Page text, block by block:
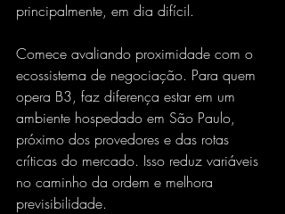
principalmente, em dia difícil.
Comece avaliando proximidade com o
ecossistema de negociação. Para quem
opera B3, faz diferença estar em um
ambiente hospedado em São Paulo,
próximo dos provedores e das rotas
críticas do mercado. Isso reduz variáveis
no caminho da ordem e melhora
previsibilidade.